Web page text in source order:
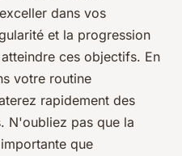
dans vos
et la progression
ces objectifs. En
votre routine
rapidement des
N'oubliez pas que la
que